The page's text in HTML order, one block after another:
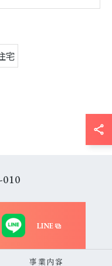
宅
LINE
事業内容